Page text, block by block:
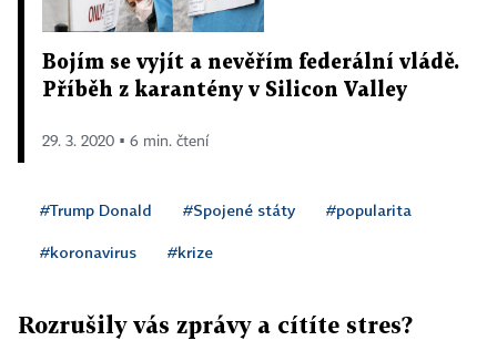
Bojím se vyjít a nevěřím federální vládě.
Příběh z karantény v Silicon Valley
29. 3. 2020 ▪ 6 min. čtení
#Trump Donald #Spojené státy #popularita
#koronavirus #krize
Rozrušily vás zprávy a cítíte stres?